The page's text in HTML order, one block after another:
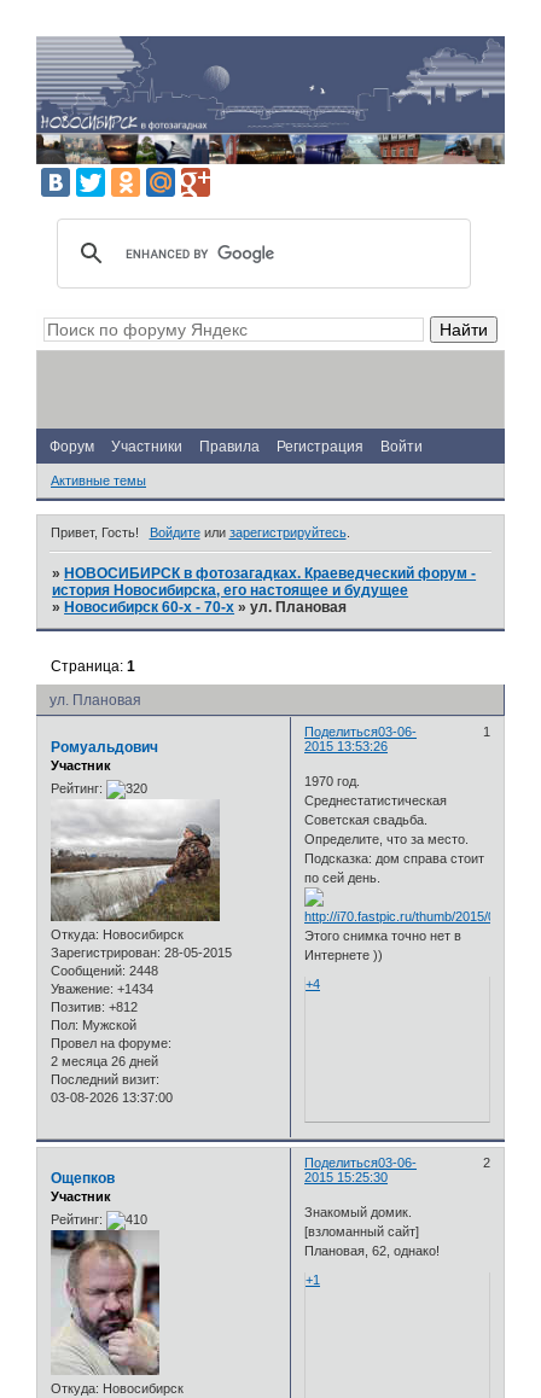
Форум Участники Правила Регистрация Войти
Активные темы
Привет, Гость! Войдитеили зарегистрируйтесь.
» НОВОСИБИРСК в фотозагадках. Краеведческий форум -
история Новосибирска, его настоящее и будущее
» Новосибирск 60-х - 70-х »ул. Плановая
ул. Плановая
Страница:1
Поделиться 1
03-06-
2015 13:53:26
Ромуальдович
Участник
Рейтинг:
Откуда: Новосибирск
Зарегистрирован: 28-05-2015
Сообщений: 2448
Уважение: +1434
Позитив: +812
Пол: Мужской
Провел на форуме:
2 месяца 26 дней
Последний визит:
03-08-2026 13:37:00
1970 год.
Среднестатистическая
Советская свадьба.
Определите, что за место.
Подсказка: дом справа стоит
по сей день.
Этого снимка точно нет в
Интернете ))
+4
Поделиться 2
03-06-
2015 15:25:30
Ощепков
Участник
Рейтинг:
Откуда: Новосибирск
Знакомый домик.
[взломанный сайт]
Плановая, 62, однако!
+1